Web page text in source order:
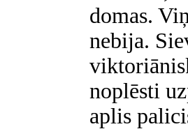
domas.
nebija.
noplēsti
aplis